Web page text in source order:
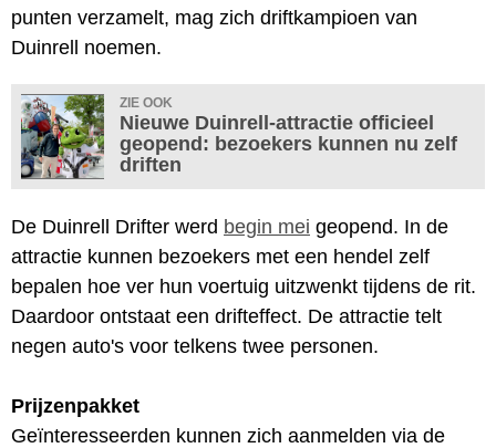
punten verzamelt, mag zich driftkampioen van
Duinrell noemen.
ZIE OOK
Nieuwe Duinrell-attractie officieel
geopend: bezoekers kunnen nu zelf
driften
De Duinrell Drifter werd begin mei geopend. In de
attractie kunnen bezoekers met een hendel zelf
bepalen hoe ver hun voertuig uitzwenkt tijdens de rit.
Daardoor ontstaat een drifteffect. De attractie telt
negen auto's voor telkens twee personen.
Prijzenpakket
Geïnteresseerden kunnen zich aanmelden via de